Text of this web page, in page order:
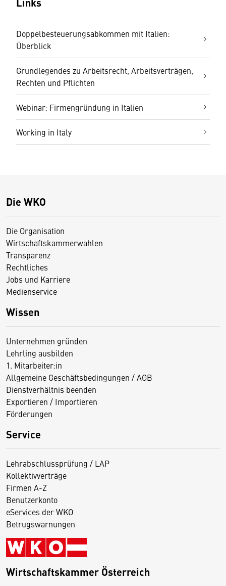
Doppelbesteuerungsabkommen mit Italien:
Überblick
Grundlegendes zu Arbeitsrecht, Arbeitsverträgen,
Rechten und Pflichten
Webinar: Firmengründung in Italien
Working in Italy
Die WKO
Die Organisation
Wirtschaftskammerwahlen
Transparenz
Rechtliches
Jobs und Karriere
Medienservice
Wissen
Unternehmen gründen
Lehrling ausbilden
1. Mitarbeiter:in
Allgemeine Geschäftsbedingungen / AGB
Dienstverhältnis beenden
Exportieren / Importieren
Förderungen
Service
Lehrabschlussprüfung / LAP
Kollektivverträge
Firmen A-Z
Benutzerkonto
eServices der WKO
Betrugswarnungen
Wirtschaftskammer Österreich